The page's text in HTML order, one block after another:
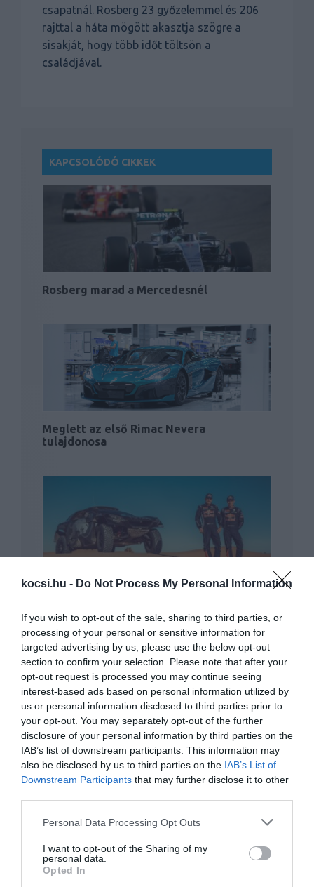
kocsi.hu - Do Not Process My Personal Information
If you wish to opt-out of the sale, sharing to third parties, or
processing of your personal or sensitive information for
targeted advertising by us, please use the below opt-out
section to confirm your selection. Please note that after your
opt-out request is processed you may continue seeing
interest-based ads based on personal information utilized by
us or personal information disclosed to third parties prior to
your opt-out. You may separately opt-out of the further
disclosure of your personal information by third parties on the
IAB’s list of downstream participants. This information may
also be disclosed by us to third parties on the IAB’s List of
Downstream Participants that may further disclose it to other
Please note that this website/app uses one or more Google
not limited to your visit or usage behaviour. You may click to
grant or deny consent to Google and its third-party tags to
use your data for below specified purposes in below Google
Personal Data Processing Opt Outs
I want to opt-out of the Sharing of my
personal data.
Opted In
csapatnál. Rosberg 23 győzelemmel és 206
rajttal a háta mögött akasztja szögre a
sisakját, hogy több időt töltsön a
családjával.
KAPCSOLÓDÓ CIKKEK
Rosberg marad a Mercedesnél
Meglett az első Rimac Nevera
tulajdonosa
Loeb szupercsapattal indul a Dakaron
Jövőre jön a Mercedes konnektoros
hibridje, melyben…
Jövőre jön a robotverseny!